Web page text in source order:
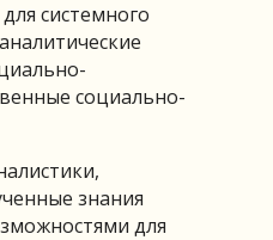
системного
социально-
знания
для